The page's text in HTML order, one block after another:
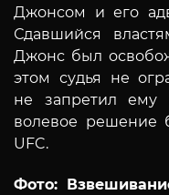
Джонсом и его
Сдавшийся
Джонс был
этом судья не
не запретил ему
волевое решение
UFC.
Фото: